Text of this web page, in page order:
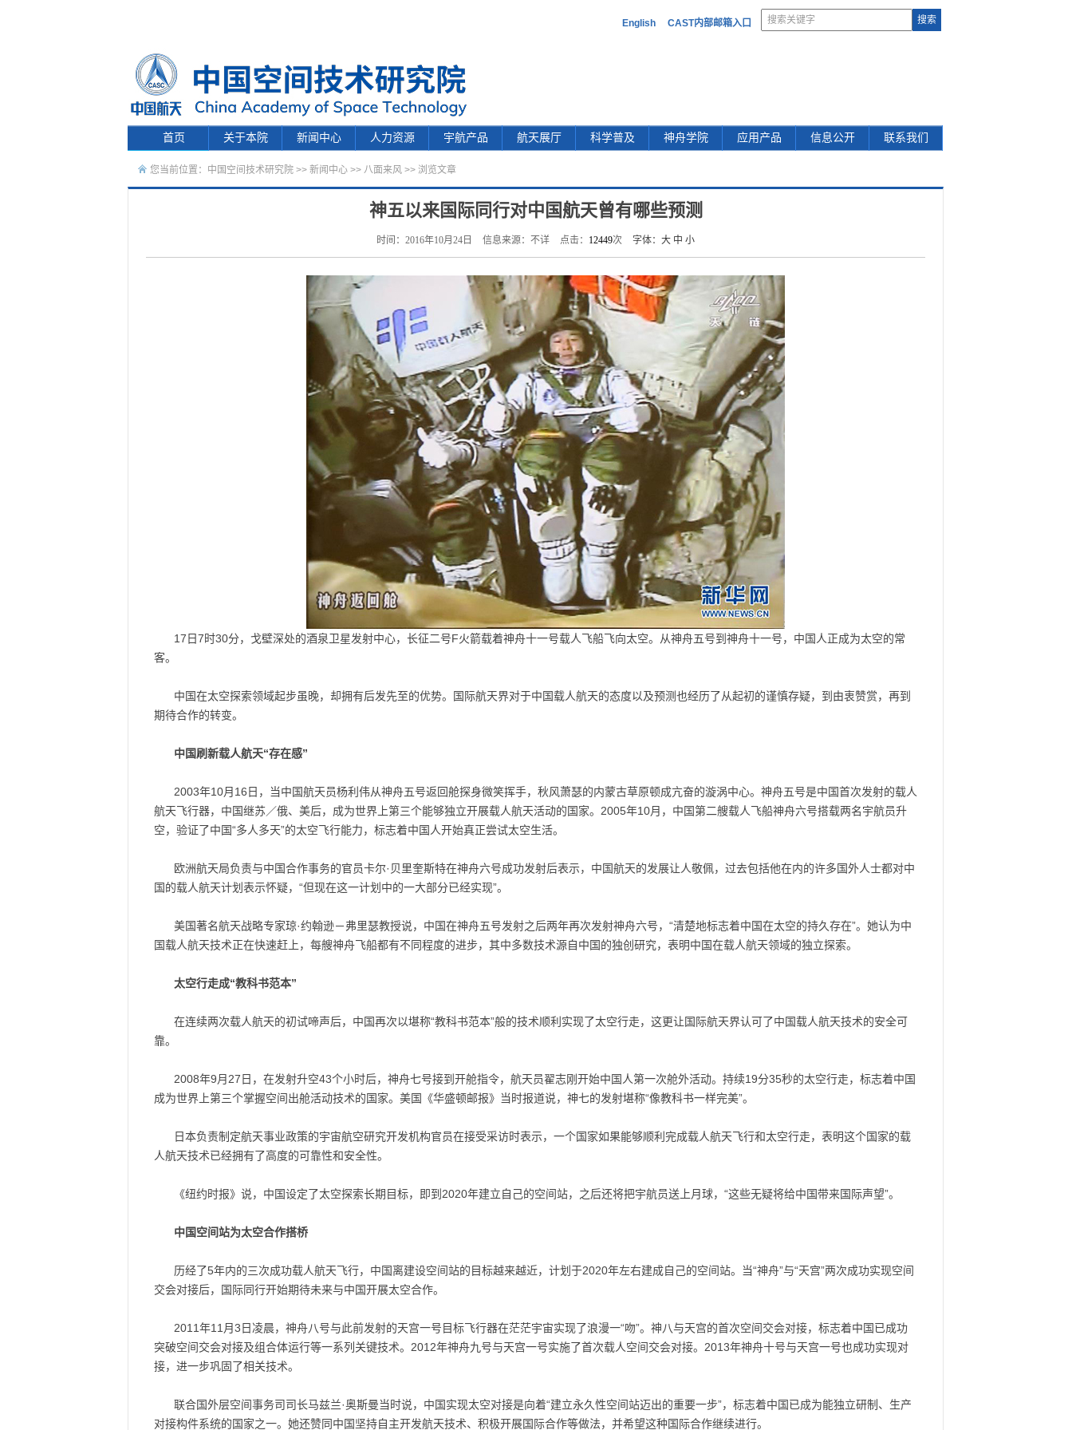
English CAST内部邮箱入口
首页 关于本院 新闻中心 人力资源 宇航产品 航天展厅 科学普及 神舟学院 应用产品 信息公开 联系我们
您当前位置： 中国空间技术研究院 >> 新闻中心 >> 八面来风 >> 浏览文章
神五以来国际同行对中国航天曾有哪些预测
时间：2016年10月24日 信息来源：不详 点击： 12449次 字体： 大 中 小
17日7时30分，戈壁深处的酒泉卫星发射中心，长征二号F火箭载着神舟十一号载人飞船飞向太空。从神舟五号到神舟十一号，中国人正成为太空的常
客。
中国在太空探索领域起步虽晚，却拥有后发先至的优势。国际航天界对于中国载人航天的态度以及预测也经历了从起初的谨慎存疑，到由衷赞赏，再到
期待合作的转变。
中国刷新载人航天“存在感”
2003年10月16日，当中国航天员杨利伟从神舟五号返回舱探身微笑挥手，秋风萧瑟的内蒙古草原顿成亢奋的漩涡中心。神舟五号是中国首次发射的载人
航天飞行器，中国继苏／俄、美后，成为世界上第三个能够独立开展载人航天活动的国家。2005年10月，中国第二艘载人飞船神舟六号搭载两名宇航员升
空，验证了中国“多人多天”的太空飞行能力，标志着中国人开始真正尝试太空生活。
欧洲航天局负责与中国合作事务的官员卡尔·贝里奎斯特在神舟六号成功发射后表示，中国航天的发展让人敬佩，过去包括他在内的许多国外人士都对中
国的载人航天计划表示怀疑，“但现在这一计划中的一大部分已经实现”。
美国著名航天战略专家琼·约翰逊－弗里瑟教授说，中国在神舟五号发射之后两年再次发射神舟六号，“清楚地标志着中国在太空的持久存在”。她认为中
国载人航天技术正在快速赶上，每艘神舟飞船都有不同程度的进步，其中多数技术源自中国的独创研究，表明中国在载人航天领域的独立探索。
太空行走成“教科书范本”
在连续两次载人航天的初试啼声后，中国再次以堪称“教科书范本”般的技术顺利实现了太空行走，这更让国际航天界认可了中国载人航天技术的安全可
靠。
2008年9月27日，在发射升空43个小时后，神舟七号接到开舱指令，航天员翟志刚开始中国人第一次舱外活动。持续19分35秒的太空行走，标志着中国
成为世界上第三个掌握空间出舱活动技术的国家。美国《华盛顿邮报》当时报道说，神七的发射堪称“像教科书一样完美”。
日本负责制定航天事业政策的宇宙航空研究开发机构官员在接受采访时表示，一个国家如果能够顺利完成载人航天飞行和太空行走，表明这个国家的载
人航天技术已经拥有了高度的可靠性和安全性。
《纽约时报》说，中国设定了太空探索长期目标，即到2020年建立自己的空间站，之后还将把宇航员送上月球，“这些无疑将给中国带来国际声望”。
中国空间站为太空合作搭桥
历经了5年内的三次成功载人航天飞行，中国离建设空间站的目标越来越近，计划于2020年左右建成自己的空间站。当“神舟”与“天宫”两次成功实现空间
交会对接后，国际同行开始期待未来与中国开展太空合作。
2011年11月3日凌晨，神舟八号与此前发射的天宫一号目标飞行器在茫茫宇宙实现了浪漫一“吻”。神八与天宫的首次空间交会对接，标志着中国已成功
突破空间交会对接及组合体运行等一系列关键技术。2012年神舟九号与天宫一号实施了首次载人空间交会对接。2013年神舟十号与天宫一号也成功实现对
接，进一步巩固了相关技术。
联合国外层空间事务司司长马兹兰·奥斯曼当时说，中国实现太空对接是向着“建立永久性空间站迈出的重要一步”，标志着中国已成为能独立研制、生产
对接构件系统的国家之一。她还赞同中国坚持自主开发航天技术、积极开展国际合作等做法，并希望这种国际合作继续进行。